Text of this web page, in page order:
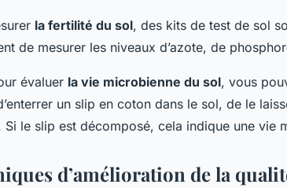
la fertilité du sol, des kits de test de sol
de mesurer les niveaux d’azote, de
évaluer la vie microbienne du sol, vous
un slip en coton dans le sol, de le
Si le slip est décomposé, cela indique une vie
d’amélioration de la